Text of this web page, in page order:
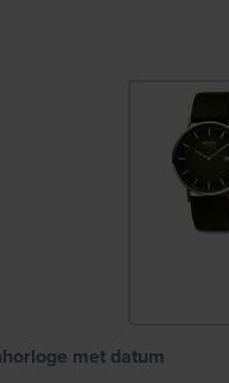
met datum